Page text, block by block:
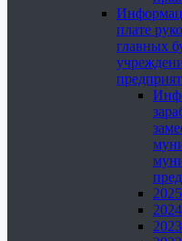
плате
главных